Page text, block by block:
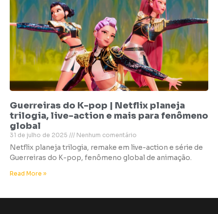
Guerreiras do K-pop | Netflix planeja
trilogia, live-action e mais para fenômeno
global
31 de julho de 2025 Nenhum comentário
Netflix planeja trilogia, remake em live-action e série de
Guerreiras do K-pop, fenômeno global de animação.
Read More »